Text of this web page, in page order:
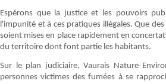
Espérons que la justice et les pouvoirs
l'impunité et à ces pratiques illégales. Que
soient mises en place rapidement en
du territoire dont font partie les habitants.
Sur le plan judiciaire, Vaurais Nature
personnes victimes des fumées à se